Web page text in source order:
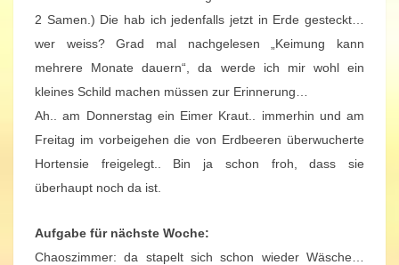
2 Samen.) Die hab ich jedenfalls jetzt in Erde gesteckt…
wer weiss? Grad mal nachgelesen „Keimung kann
mehrere Monate dauern“, da werde ich mir wohl ein
kleines Schild machen müssen zur Erinnerung…
Ah.. am Donnerstag ein Eimer Kraut.. immerhin und am
Freitag im vorbeigehen die von Erdbeeren überwucherte
Hortensie freigelegt.. Bin ja schon froh, dass sie
überhaupt noch da ist.
Aufgabe für nächste Woche:
Chaoszimmer: da stapelt sich schon wieder Wäsche…